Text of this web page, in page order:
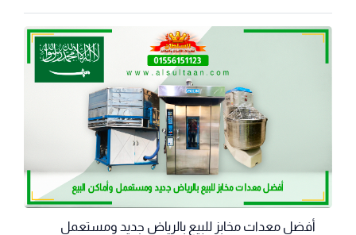
أفضل معدات مخابز للبيع بالرياض جديد ومستعمل